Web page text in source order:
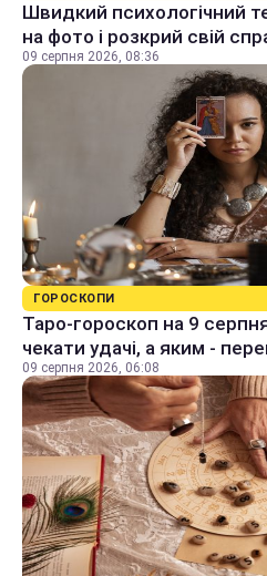
Швидкий психологічний
на фото і розкрий свій
09 серпня 2026, 08:36
ГОРОСКОПИ
Таро-гороскоп на 9
чекати удачі, а яким -
09 серпня 2026, 06:08